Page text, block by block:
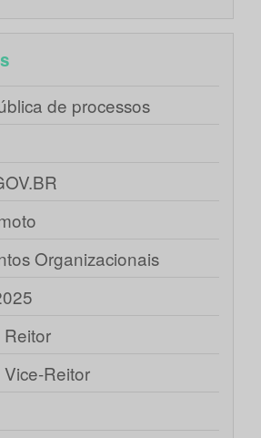
de processos
Organizacionais
Reitor